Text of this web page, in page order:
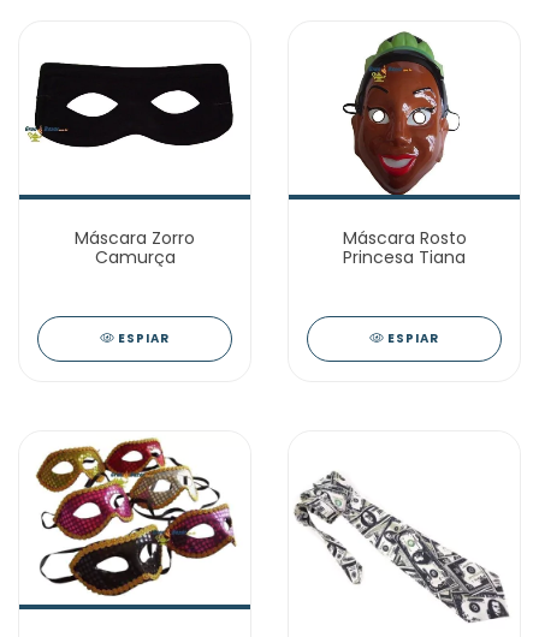
Máscara Zorro
Camurça
ESPIAR
Máscara Rosto
Princesa Tiana
ESPIAR